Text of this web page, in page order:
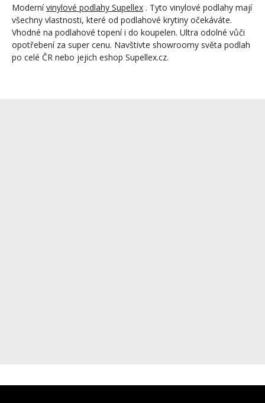
Modernívinylové podlahy Supellex . Tyto vinylové podlahy mají
všechny vlastnosti, které od podlahové krytiny očekáváte.
Vhodné na podlahové topení i do koupelen. Ultra odolné vůči
opotřebení za super cenu. Navštivte showroomy světa podlah
po celé ČR nebo jejich eshop Supellex.cz.